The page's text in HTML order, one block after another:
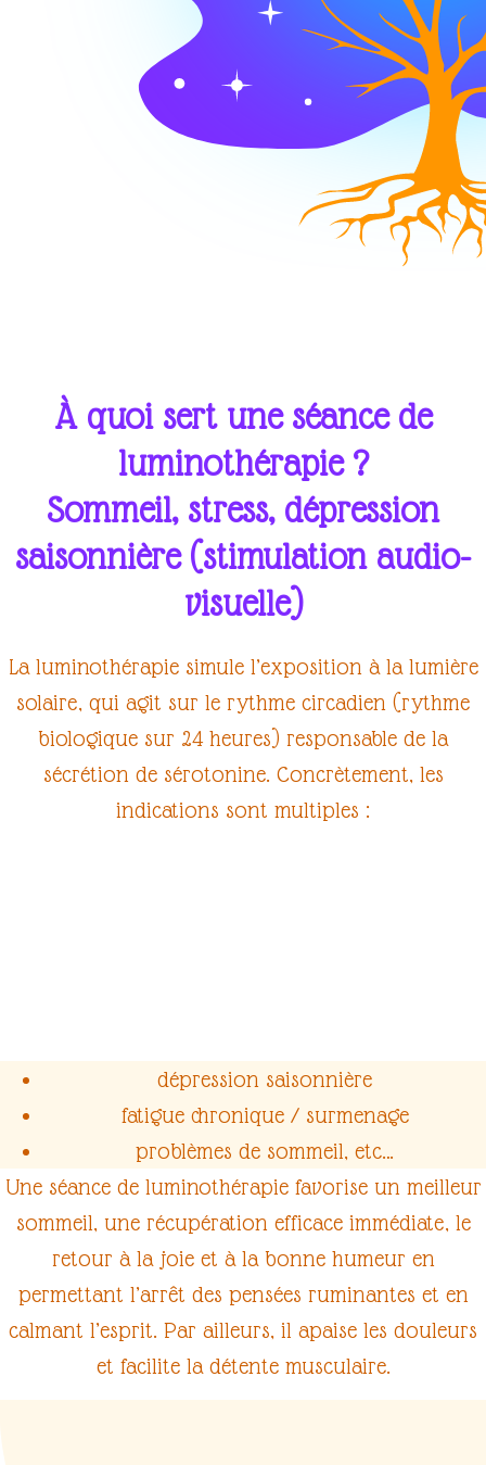
À quoi sert une séance de
luminothérapie ?
Sommeil, stress, dépression
saisonnière (stimulation audio-
visuelle)
La luminothérapiesimule l’exposition à la lumière
solaire, qui agit sur le rythme circadien (rythme
biologique sur 24 heures) responsable de la
sécrétion de sérotonine. Concrètement, les
indications sont multiples :
dépression saisonnière
fatigue chronique/ surmenage
problèmes de sommeil, etc…
Une séance de luminothérapiefavorise un meilleur
sommeil, une récupération efficace immédiate, le
retour à la joie et à la bonne humeur en
permettant l’arrêt des pensées ruminantes et en
calmant l’esprit. Par ailleurs, il apaise les douleurs
et facilite la détente musculaire.